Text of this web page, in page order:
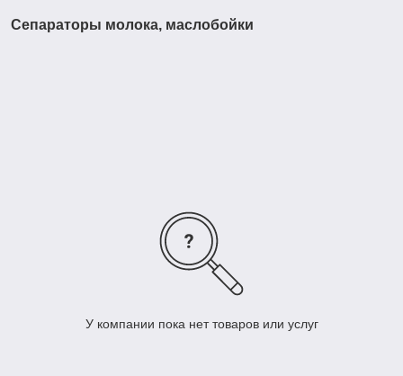
Сепараторы молока, маслобойки
У компании пока нет товаров или услуг